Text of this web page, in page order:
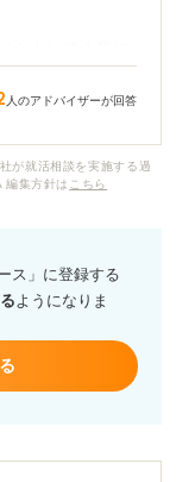
れだけで企業に
の人はうちの会
願いします。
人のアドバイザーが回答
が就活相談を実施する過
編集方針は こちら
ス」に登録する
ようになりま